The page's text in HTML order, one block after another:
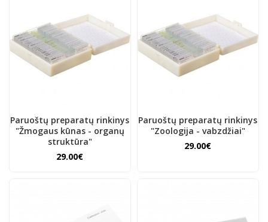
Paruoštų preparatų rinkinys
"Žmogaus kūnas - organų
struktūra"
29.00€
Paruoštų preparatų rinkinys
"Zoologija - vabzdžiai"
29.00€